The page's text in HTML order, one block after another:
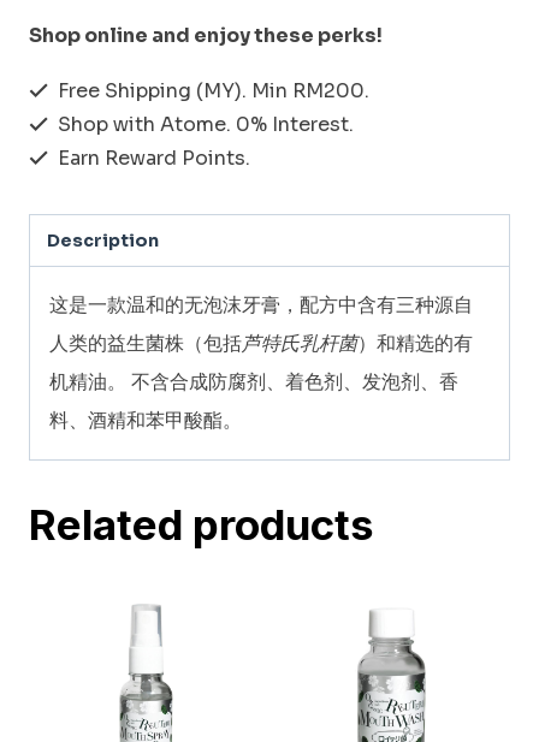
天
机
薄
荷
_REUTERI
牙
克
Shop online and enjoy these perks!
Free Shipping (MY). Min RM200.
Shop with Atome. 0% Interest.
Earn Reward Points.
Description
这是一款温和的无泡沫牙膏，配方中含有三种源自
人类的益生菌株（包括芦特氏乳杆菌）和精选的有
机精油。 不含合成防腐剂、着色剂、发泡剂、香
料、酒精和苯甲酸酯。
Related products